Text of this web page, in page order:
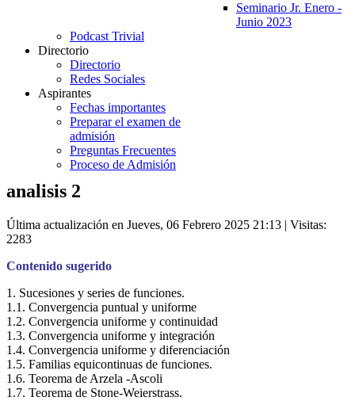
Seminario Jr. Enero -
Junio 2023
Podcast Trivial
Directorio
Directorio
Redes Sociales
Aspirantes
Fechas importantes
Preparar el examen de
admisión
Preguntas Frecuentes
Proceso de Admisión
analisis 2
Última actualización en Jueves, 06 Febrero 2025 21:13 | Visitas:
2283
Contenido sugerido
1. Sucesiones y series de funciones.
1.1. Convergencia puntual y uniforme
1.2. Convergencia uniforme y continuidad
1.3. Convergencia uniforme y integración
1.4. Convergencia uniforme y diferenciación
1.5. Familias equicontinuas de funciones.
1.6. Teorema de Arzela -Ascoli
1.7. Teorema de Stone-Weierstrass.